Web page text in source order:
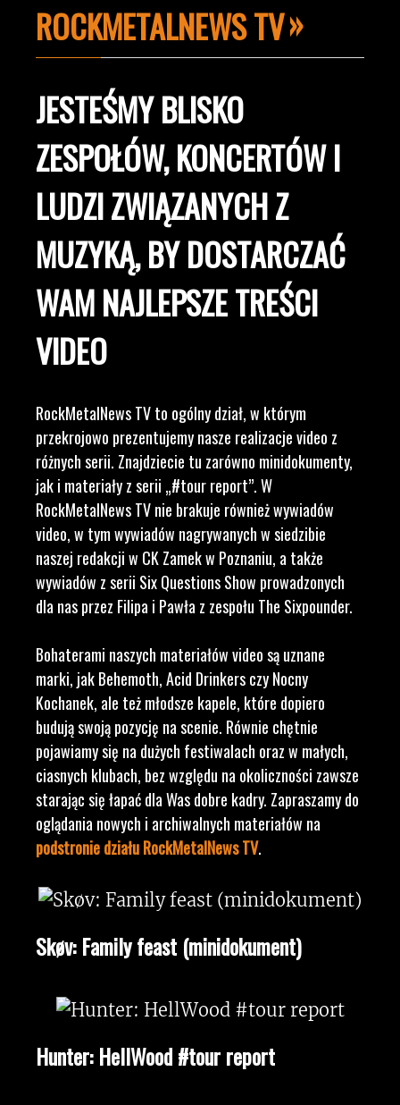
ROCKMETALNEWS TV
JESTEŚMY BLISKO
ZESPOŁÓW, KONCERTÓW I
LUDZI ZWIĄZANYCH Z
MUZYKĄ, BY DOSTARCZAĆ
WAM NAJLEPSZE TREŚCI
VIDEO
RockMetalNews TV to ogólny dział, w którym
przekrojowo prezentujemy nasze realizacje video z
różnych serii. Znajdziecie tu zarówno minidokumenty,
jak i materiały z serii „#tour report”. W
RockMetalNews TV nie brakuje również wywiadów
video, w tym wywiadów nagrywanych w siedzibie
naszej redakcji w CK Zamek w Poznaniu, a także
wywiadów z serii Six Questions Show prowadzonych
dla nas przez Filipa i Pawła z zespołu The Sixpounder.
Bohaterami naszych materiałów video są uznane
marki, jak Behemoth, Acid Drinkers czy Nocny
Kochanek, ale też młodsze kapele, które dopiero
budują swoją pozycję na scenie. Równie chętnie
pojawiamy się na dużych festiwalach oraz w małych,
ciasnych klubach, bez względu na okoliczności zawsze
starając się łapać dla Was dobre kadry. Zapraszamy do
oglądania nowych i archiwalnych materiałów na
podstronie działu RockMetalNews TV.
Skøv: Family feast (minidokument)
Hunter: HellWood #tour report